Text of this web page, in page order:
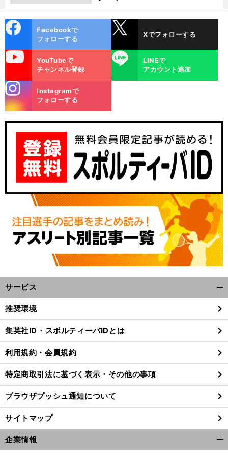
ok
Facebookで
フォローする
Xでフォローする
YouTubeで
チャンネル登録
LINE
LINEで
アカウント追加
m
Instagramで
フォローする
サービス
閉
る
推奨環境
集英社ID・スポルティーバIDとは
利用規約・会員規約
特定商取引法に基づく表示・その他の事項
ブラウザプッシュ通知について
サイトマップ
企業情報